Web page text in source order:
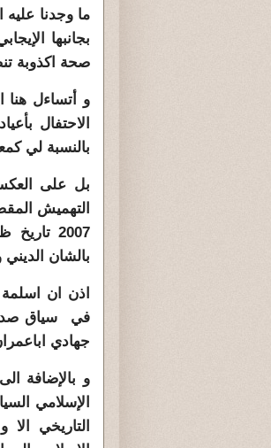
ما وجدنا
بجانبها
صحة اكذوبة
و أتساءل هنا
الاحتفال
بالنسبة لي
بل على
2007
بالشان
في سياق صدور
جهادي
و بالإضافة
الإسلامي
التاريخي